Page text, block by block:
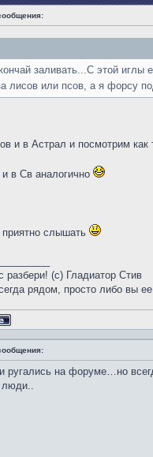
заливать...С этой
лисов или псов, а я форсу
и в Астрал и посмотрим
в Св аналогично
слышать
разбери! (с) Гладиатор Стив
рядом, просто либо вы
Профиль
ругались на форуме…но